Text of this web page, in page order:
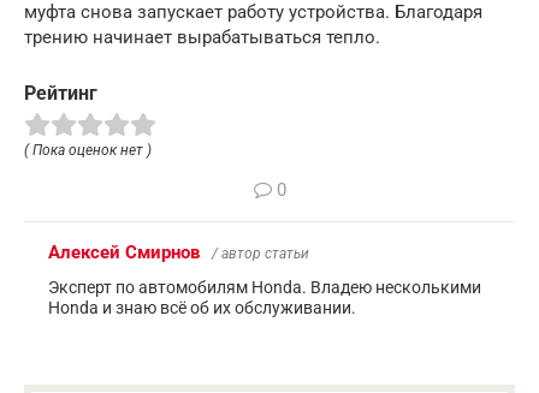
муфта снова запускает работу устройства. Благодаря
трению начинает вырабатываться тепло.
Рейтинг
( Пока оценок нет )
0
Алексей Смирнов / автор статьи
Эксперт по автомобилям Honda. Владею несколькими
Honda и знаю всё об их обслуживании.